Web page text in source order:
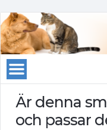
Är denna
och passar